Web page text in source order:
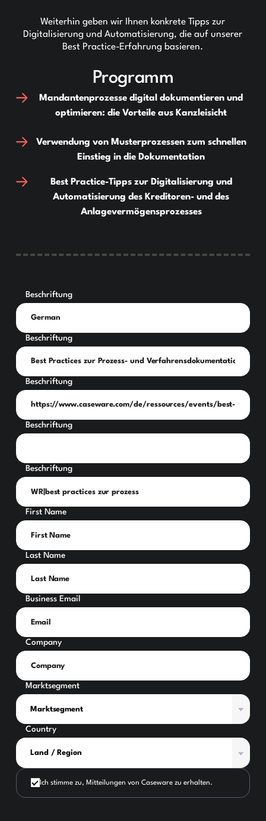
Weiterhin geben wir Ihnen konkrete Tipps zur
Digitalisierung und Automatisierung, die auf unserer
Best Practice-Erfahrung basieren.
Programm
Mandantenprozesse digital dokumentieren und
optimieren: die Vorteile aus Kanzleisicht
Verwendung von Musterprozessen zum schnellen
Einstieg in die Dokumentation
Best Practice-Tipps zur Digitalisierung und
Automatisierung des Kreditoren- und des
Anlagevermögensprozesses
Beschriftung
Beschriftung
Beschriftung
Beschriftung
Beschriftung
First Name
Last Name
Business Email
Company
Marktsegment
Country
Ich stimme zu, Mitteilungen von Caseware zu erhalten.